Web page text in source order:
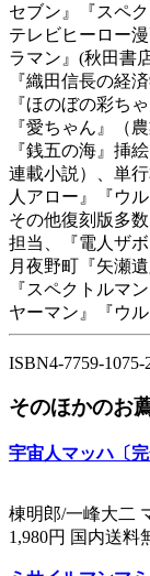
セブン』『スペ
テレビヒーロー
ラマン』(秋田書
『織田信長の経
『ほのぼの彩ち
『愛ちゃん』（
『銭五の海』挿
連載小説）、単
人アロー』『ウ
その他復刻版多
担当、『電人ザ
月夜野町『矢瀬
『スペクトルマ
ヤーマン』『ウ
ISBN4-7759-1075-
そのほかのお
宇宙人マッハ〔完
棟明郎/一峰大二
1,980円 国内送料